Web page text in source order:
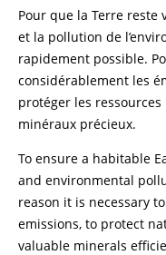
Pour que la Terre reste
et la pollution de
rapidement possible.
considérablement les
protéger les ressources
minéraux précieux.
To ensure a habitable
and environmental
reason it is necessary
emissions, to protect
valuable minerals